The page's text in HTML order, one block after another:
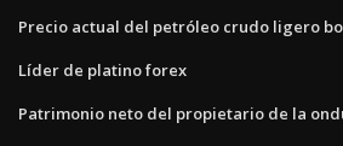
Precio actual del petróleo crudo ligero
Líder de platino forex
Patrimonio neto del propietario de la